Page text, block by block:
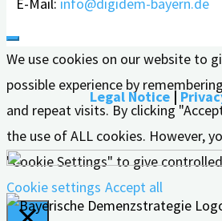
E-Mail: info@digidem-bayern.de
Legal Notice |
We use cookies on our website to
possible experience by
and repeat visits. By clicking
the use of ALL cookies. However,
"Cookie Settings" to give
Cookie settings Accept all